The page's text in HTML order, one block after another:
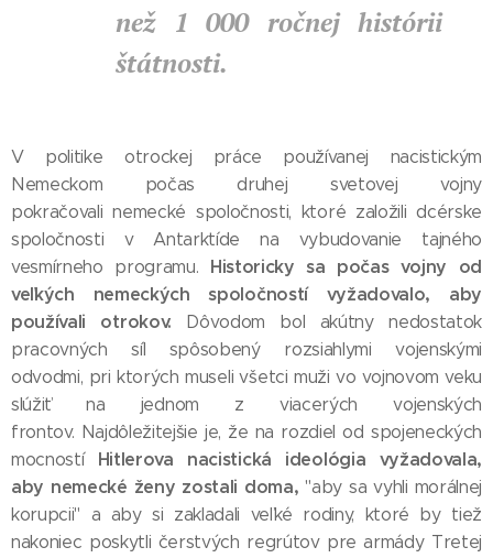
než 1 000 ročnej histórii
štátnosti.
V politike otrockej práce používanej nacistickým
Nemeckom počas druhej svetovej vojny
pokračovali nemecké spoločnosti, ktoré založili dcérske
spoločnosti v Antarktíde na vybudovanie tajného
vesmírneho programu. Historicky sa počas vojny od
veľkých nemeckých spoločností vyžadovalo, aby
používali otrokov. Dôvodom bol akútny nedostatok
pracovných síl spôsobený rozsiahlymi vojenskými
odvodmi, pri ktorých museli všetci muži vo vojnovom veku
slúžiť na jednom z viacerých vojenských
frontov. Najdôležitejšie je, že na rozdiel od spojeneckých
mocností Hitlerova nacistická ideológia vyžadovala,
aby nemecké ženy zostali doma,"aby sa vyhli morálnej
korupcii" a aby si zakladali veľké rodiny, ktoré by tiež
nakoniec poskytli čerstvých regrútov pre armády Tretej